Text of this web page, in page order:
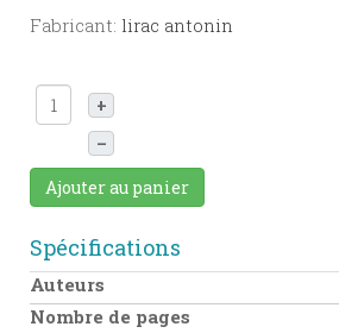
Fabricant: lirac antonin
+
–
Ajouter au panier
Spécifications
Auteurs
Nombre de pages